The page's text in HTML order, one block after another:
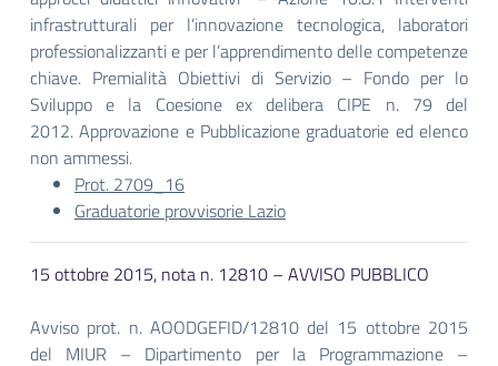
infrastrutturali per l’innovazione tecnologica, laboratori
professionalizzanti e per l’apprendimento delle competenze
chiave. Premialità Obiettivi di Servizio – Fondo per lo
Sviluppo e la Coesione ex delibera CIPE n. 79 del
2012. Approvazione e Pubblicazione graduatorie ed elenco
non ammessi.
Prot. 2709_16
Graduatorie provvisorie Lazio
15 ottobre 2015, nota n. 12810 – AVVISO PUBBLICO
Avviso prot. n. AOODGEFID/12810 del 15 ottobre 2015
del MIUR – Dipartimento per la Programmazione –